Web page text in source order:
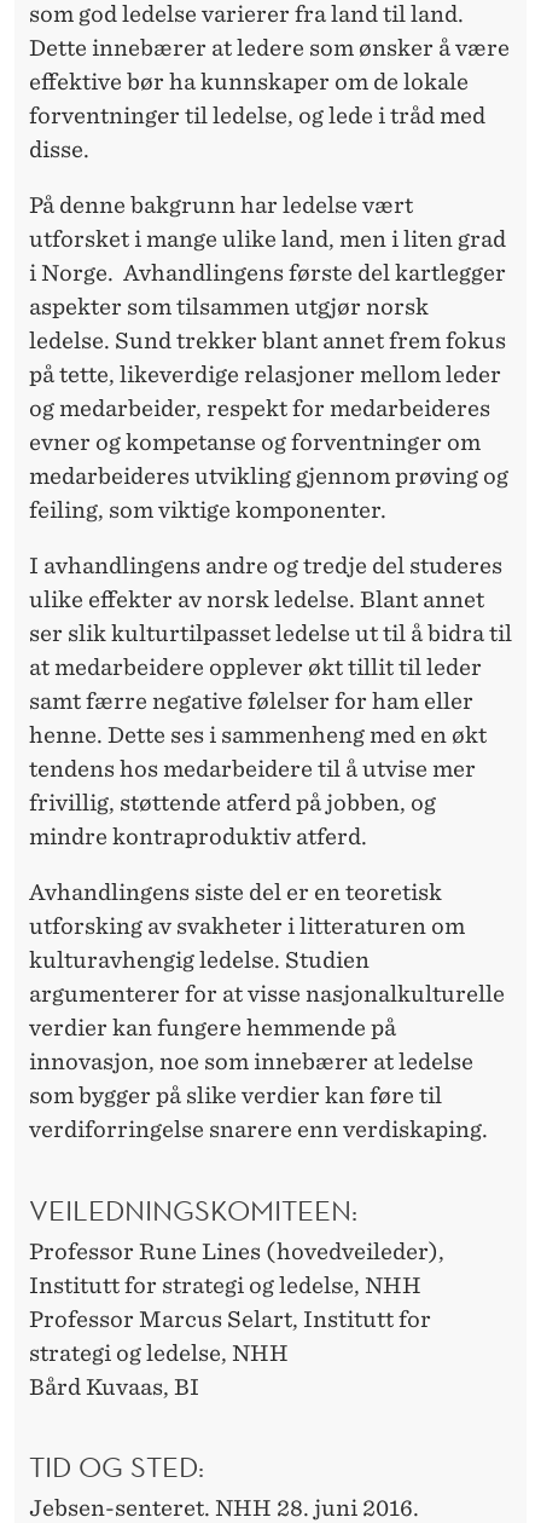
som god ledelse varierer fra land til land.
Dette innebærer at ledere som ønsker å være
effektive bør ha kunnskaper om de lokale
forventninger til ledelse, og lede i tråd med
disse.
På denne bakgrunn har ledelse vært
utforsket i mange ulike land, men i liten grad
i Norge. Avhandlingens første del kartlegger
aspekter som tilsammen utgjør norsk
ledelse. Sund trekker blant annet frem fokus
på tette, likeverdige relasjoner mellom leder
og medarbeider, respekt for medarbeideres
evner og kompetanse og forventninger om
medarbeideres utvikling gjennom prøving og
feiling, som viktige komponenter.
I avhandlingens andre og tredje del studeres
ulike effekter av norsk ledelse. Blant annet
ser slik kulturtilpasset ledelse ut til å bidra til
at medarbeidere opplever økt tillit til leder
samt færre negative følelser for ham eller
henne. Dette ses i sammenheng med en økt
tendens hos medarbeidere til å utvise mer
frivillig, støttende atferd på jobben, og
mindre kontraproduktiv atferd.
Avhandlingens siste del er en teoretisk
utforsking av svakheter i litteraturen om
kulturavhengig ledelse. Studien
argumenterer for at visse nasjonalkulturelle
verdier kan fungere hemmende på
innovasjon, noe som innebærer at ledelse
som bygger på slike verdier kan føre til
verdiforringelse snarere enn verdiskaping.
VEILEDNINGSKOMITEEN:
Professor Rune Lines (hovedveileder),
Institutt for strategi og ledelse, NHH
Professor Marcus Selart, Institutt for
strategi og ledelse, NHH
Bård Kuvaas, BI
TID OG STED:
Jebsen-senteret. NHH 28. juni 2016.